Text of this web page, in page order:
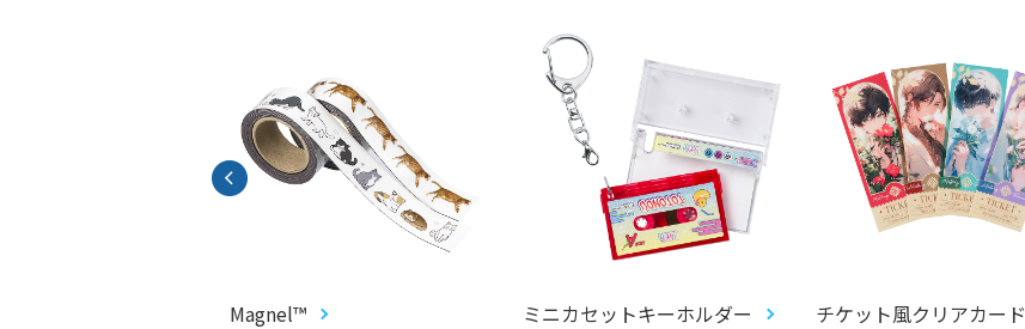
Magnel™ ミニカセットキーホルダー チケット風クリアカード